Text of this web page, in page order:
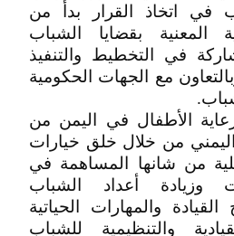
في اتخاذ القرار بدأ من
المعنية بقضايا الشباب
في التخطيط والتنفيذ
مع الجهات الحكومية
الأطفال في اليمن من
من خلال خلق خيارات
من شانها المساهمة في
وزيادة أعداد الشباب
والمهارات الحياتية
والتنظيمية للشباب